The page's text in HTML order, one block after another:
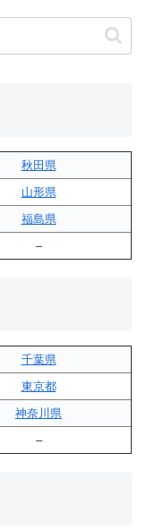
秋田県
山形県
福島県
–
千葉県
東京都
神奈川県
–